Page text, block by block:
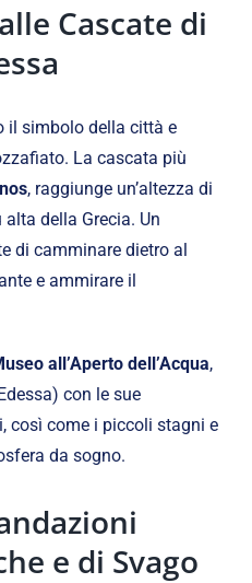
Cascate di
il simbolo della città e
La cascata più
, raggiunge un’altezza di
della Grecia. Un
di camminare dietro al
e ammirare il
all’Aperto dell’Acqua,
con le sue
così come i piccoli stagni e
da sogno.
e di Svago